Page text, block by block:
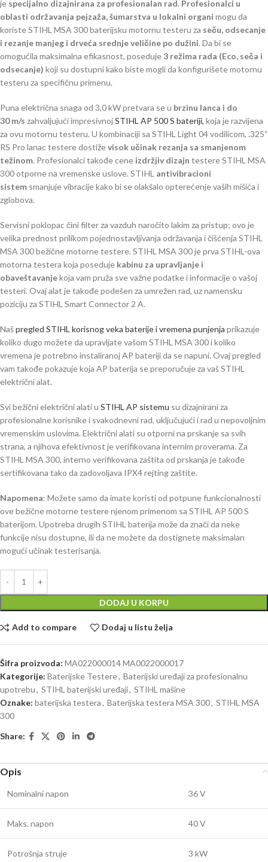
je specijalno dizajnirana za profesionalan rad. Profesionalci u
oblasti održavanja pejzaža, šumarstva u lokalni organi mogu da
koriste STIHL MSA 300 baterijsku motornu testeru za seču, odsecanje
i rezanje manjeg i drveća srednje veličine po dužini. Da bi se
omogućila maksimalna efikasnost, poseduje3 režima rada (Eco, seča i
odsecanje) koji su dostupni kako biste mogli da konfigurišete motornu
testeru za specifičnu primenu.
Puna električna snaga od 3,0 kW pretvara se u brzinu lanca i do
30 m/s zahvaljujući impresivnojSTIHL AP 500 S bateriji, koja je razvijena
za ovu motornu testeru. U kombinaciji sa STIHL Light 04 vodilicom, .325“
RS Pro lanac testere dostiževisok učinak rezanja sa smanjenom
težinom. Profesionalci takođe cene izdržjiv dizajn testere STIHL MSA
300 otporne na vremenske uslove. STIHL antivibracioni
sistem smanjuje vibracije kako bi se olakšalo opterećenje vaših mišića i
zglobova.
Servisni poklopac čini filter za vazduh naročito lakim za pristup; ovo je
velika prednost prilikom pojednostavljivanja održavanja i čišćenja STIHL
MSA 300 bežične motorne testere. STIHL MSA 300 je prva STIHL-ova
motorna testera koja poseduje kabinu za upravljanje i
obaveštavanjekoja vam pruža sve važne podatke i informacije o vašoj
testeri. Ovaj alat je takođe podešen za umrežen rad, uz namensku
poziciju za STIHL Smart Connector 2 A.
Našpregled STIHL korisnog veka baterije i vremena punjenja prikazuje
koliko dugo možete da upravljate vašom STIHL MSA 300 i koliko
vremena je potrebno instaliranoj AP bateriji da se napuni. Ovaj pregled
vam takođe pokazuje koja AP baterija se preporučuje za vaš STIHL
električni alat.
Svi bežični električni alati u STIHL AP sistemu su dizajnirani za
profesionalne korisnike i svakodnevni rad, uključujući i rad u nepovoljnim
vremenskim uslovima. Električni alati su otporni na prskanje sa svih
strana, a njihova efektivnost je verifikovana internim proverama. Za
STIHL MSA 300, interno verifikovana zaštita od prskanja je takođe
sertifikovana tako da zadovoljava IPX4 rejting zaštite.
Napomena: Možete samo da imate koristi od potpune funkcionalnosti
ove bežične motorne testere njenom primenom sa STIHL AP 500 S
baterijom. Upotreba drugih STIHL baterija može da znači da neke
funkcije nisu dostupne, ili da ne možete da dostignete maksimalan
mogući učinak testerisanja.
DODAJ U KORPU
Add to compare Dodaj u listu želja
Šifra proizvoda: MA022000014 MA0022000017
Kategorije: Baterijske Testere, Baterijski uređaji za profesionalnu
upotrebu, STIHL baterijski uređaji, STIHL mašine
Oznake: baterijska testera, Baterijska testera MSA 300, STIHL MSA
300
Share:
Opis
Nominalni napon 36 V
Maks. napon 40 V
Potrošnja struje 3 kW